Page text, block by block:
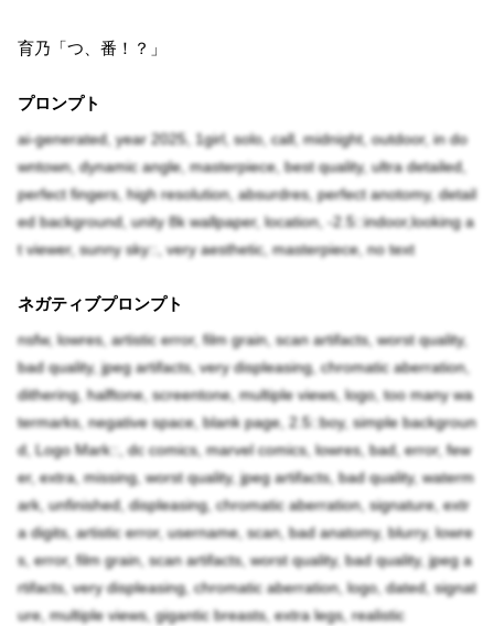
育乃「つ、番！？」
プロンプト
ai-generated, year 2025, 1girl, solo, call, midnight, outdoor, in do
wntown, dynamic angle, masterpiece, best quality, ultra detailed,
perfect fingers, high resolution, absurdres, perfect anotomy, detail
ed background, unity 8k wallpaper, location, -2.5::indoor,looking a
t viewer, sunny sky::, very aesthetic, masterpiece, no text
ネガティブプロンプト
nsfw, lowres, artistic error, film grain, scan artifacts, worst quality,
bad quality, jpeg artifacts, very displeasing, chromatic aberration,
dithering, halftone, screentone, multiple views, logo, too many wa
termarks, negative space, blank page, 2.5::boy, simple backgroun
d, Logo Mark::, dc comics, marvel comics, lowres, bad, error, few
er, extra, missing, worst quality, jpeg artifacts, bad quality, waterm
ark, unfinished, displeasing, chromatic aberration, signature, extr
a digits, artistic error, username, scan, bad anatomy, blurry, lowre
s, error, film grain, scan artifacts, worst quality, bad quality, jpeg a
rtifacts, very displeasing, chromatic aberration, logo, dated, signat
ure, multiple views, gigantic breasts, extra legs, realistic